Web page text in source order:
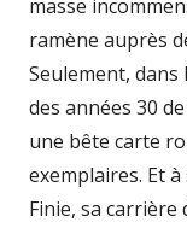
masse
ramène auprès
Seulement, dans
des années 30
une bête carte
exemplaires. Et
Finie, sa carrière